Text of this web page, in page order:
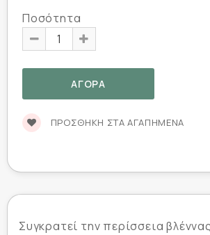
Ποσότητα
ΠΡΟΣΘΉΚΗ ΣΤΑ ΑΓΑΠΗΜΈΝΑ
Συγκρατεί την περίσσεια